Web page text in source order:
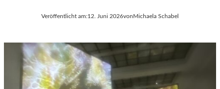
Veröffentlicht am:12. Juni 2026vonMichaela Schabel